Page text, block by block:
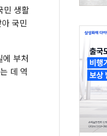
민 생활
국민
에 부처
데 역